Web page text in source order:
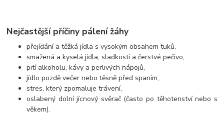
Nejčastější příčiny pálení žáhy
přejídání a těžká jídla s vysokým obsahem tuků,
smažená a kyselá jídla, sladkosti a čerstvé pečivo,
pití alkoholu, kávy a perlivých nápojů,
jídlo pozdě večer nebo těsně před spaním,
stres, který zpomaluje trávení,
oslabený dolní jícnový svěrač (často po těhotenství nebo s
věkem).